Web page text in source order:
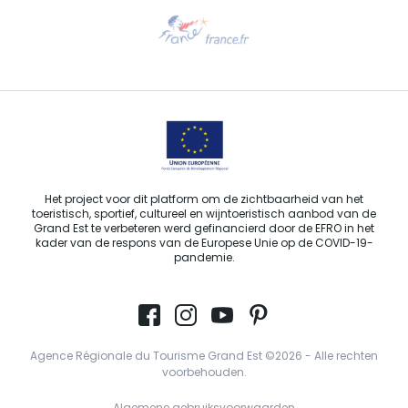
Stuur ons een e-mail
Het project voor dit platform om de zichtbaarheid van het
toeristisch, sportief, cultureel en wijntoeristisch aanbod van de
Grand Est te verbeteren werd gefinancierd door de EFRO in het
kader van de respons van de Europese Unie op de COVID-19-
pandemie.
Agence Régionale du Tourisme Grand Est ©2026 - Alle rechten
voorbehouden.